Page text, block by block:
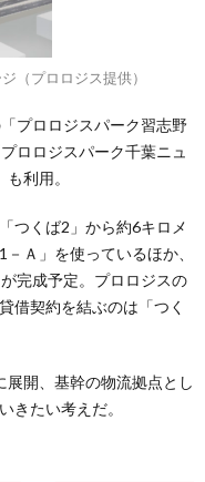
（プロロジス提供）
プロロジスパーク習志野
ロロジスパーク千葉ニュ
利用。
つくば2」から約6キロメ
Ａ」を使っているほか、
完成予定。プロロジスの
借契約を結ぶのは「つく
開、基幹の物流拠点とし
きたい考えだ。